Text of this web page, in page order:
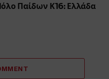
Παίδων Κ16: Ελλάδα